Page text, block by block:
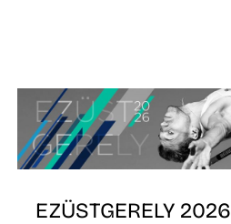
EZÜSTGERELY 2026